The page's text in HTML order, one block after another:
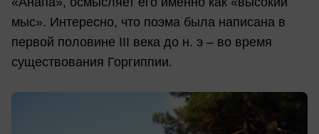
мыс». Интересно, что поэма была написана в
первой половине III века до н. э – во время
существования Горгиппии.